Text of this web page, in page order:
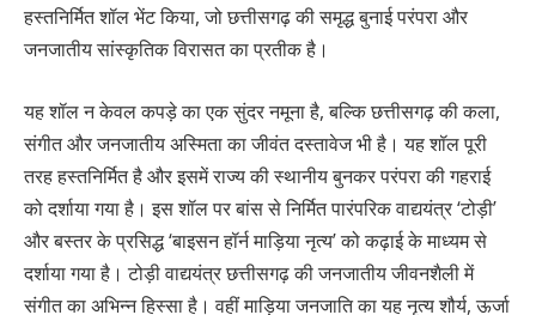
हस्तनिर्मित शॉल भेंट किया, जो छत्तीसगढ़ की समृद्ध बुनाई परंपरा और
जनजातीय सांस्कृतिक विरासत का प्रतीक है।
यह शॉल न केवल कपड़े का एक सुंदर नमूना है, बल्कि छत्तीसगढ़ की कला,
संगीत और जनजातीय अस्मिता का जीवंत दस्तावेज भी है। यह शॉल पूरी
तरह हस्तनिर्मित है और इसमें राज्य की स्थानीय बुनकर परंपरा की गहराई
को दर्शाया गया है। इस शॉल पर बांस से निर्मित पारंपरिक वाद्ययंत्र ‘टोड़ी’
और बस्तर के प्रसिद्ध ‘बाइसन हॉर्न माड़िया नृत्य’ को कढ़ाई के माध्यम से
दर्शाया गया है। टोड़ी वाद्ययंत्र छत्तीसगढ़ की जनजातीय जीवनशैली में
संगीत का अभिन्न हिस्सा है। वहीं माड़िया जनजाति का यह नृत्य शौर्य, ऊर्जा